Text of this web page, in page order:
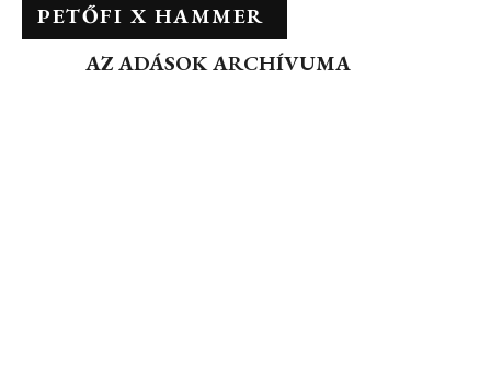
PETŐFI X HAMMER
AZ ADÁSOK ARCHÍVUMA